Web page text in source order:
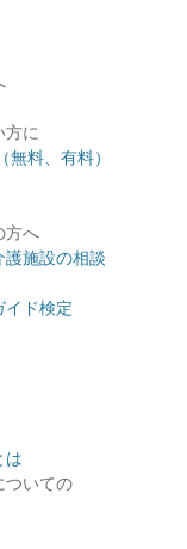
に
料、有料）
方へ
施設の相談
イド検定
は
ついての